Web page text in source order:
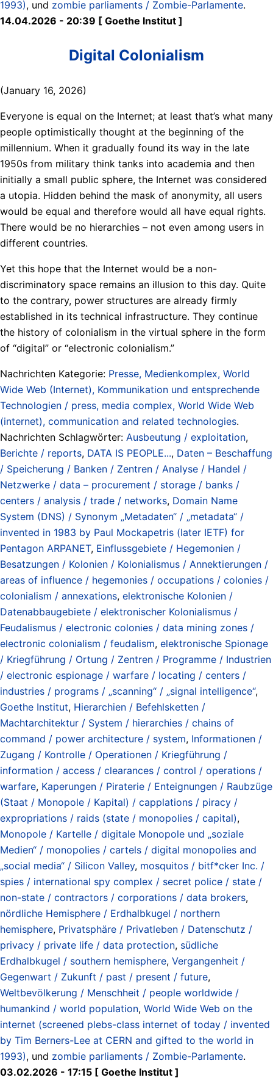
1993), und zombie parliaments / Zombie-Parlamente.
14.04.2026 - 20:39 [ Goethe Institut ]
Digital Colonialism
(January 16, 2026)
Everyone is equal on the Internet; at least that’s what many
people optimistically thought at the beginning of the
millennium. When it gradually found its way in the late
1950s from military think tanks into academia and then
initially a small public sphere, the Internet was considered
a utopia. Hidden behind the mask of anonymity, all users
would be equal and therefore would all have equal rights.
There would be no hierarchies – not even among users in
different countries.
Yet this hope that the Internet would be a non-
discriminatory space remains an illusion to this day. Quite
to the contrary, power structures are already firmly
established in its technical infrastructure. They continue
the history of colonialism in the virtual sphere in the form
of “digital” or “electronic colonialism.”
Nachrichten Kategorie: Presse, Medienkomplex, World
Wide Web (Internet), Kommunikation und entsprechende
Technologien / press, media complex, World Wide Web
(internet), communication and related technologies.
Nachrichten Schlagwörter: Ausbeutung / exploitation,
Berichte / reports, DATA IS PEOPLE..., Daten – Beschaffung
/ Speicherung / Banken / Zentren / Analyse / Handel /
Netzwerke / data – procurement / storage / banks /
centers / analysis / trade / networks, Domain Name
System (DNS) / Synonym „Metadaten“ / „metadata“ /
invented in 1983 by Paul Mockapetris (later IETF) for
Pentagon ARPANET, Einflussgebiete / Hegemonien /
Besatzungen / Kolonien / Kolonialismus / Annektierungen /
areas of influence / hegemonies / occupations / colonies /
colonialism / annexations, elektronische Kolonien /
Datenabbaugebiete / elektronischer Kolonialismus /
Feudalismus / electronic colonies / data mining zones /
electronic colonialism / feudalism, elektronische Spionage
/ Kriegführung / Ortung / Zentren / Programme / Industrien
/ electronic espionage / warfare / locating / centers /
industries / programs / „scanning“ / „signal intelligence“,
Goethe Institut, Hierarchien / Befehlsketten /
Machtarchitektur / System / hierarchies / chains of
command / power architecture / system, Informationen /
Zugang / Kontrolle / Operationen / Kriegführung /
information / access / clearances / control / operations /
warfare, Kaperungen / Piraterie / Enteignungen / Raubzüge
(Staat / Monopole / Kapital) / capplations / piracy /
expropriations / raids (state / monopolies / capital),
Monopole / Kartelle / digitale Monopole und „soziale
Medien“ / monopolies / cartels / digital monopolies and
„social media“ / Silicon Valley, mosquitos / bitf*cker Inc. /
spies / international spy complex / secret police / state /
non-state / contractors / corporations / data brokers,
nördliche Hemisphere / Erdhalbkugel / northern
hemisphere, Privatsphäre / Privatleben / Datenschutz /
privacy / private life / data protection, südliche
Erdhalbkugel / southern hemisphere, Vergangenheit /
Gegenwart / Zukunft / past / present / future,
Weltbevölkerung / Menschheit / people worldwide /
humankind / world population, World Wide Web on the
internet (screened plebs-class internet of today / invented
by Tim Berners-Lee at CERN and gifted to the world in
1993), und zombie parliaments / Zombie-Parlamente.
03.02.2026 - 17:15 [ Goethe Institut ]